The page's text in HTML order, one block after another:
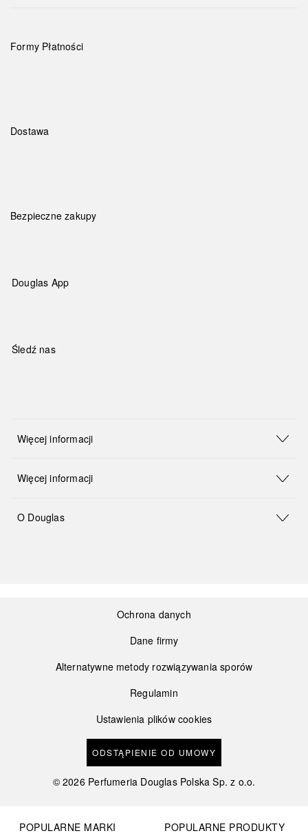
Formy Płatności
Dostawa
Bezpieczne zakupy
Douglas App
Śledź nas
Więcej informacji
Więcej informacji
O Douglas
Ochrona danych
Dane firmy
Alternatywne metody rozwiązywania sporów
Regulamin
Ustawienia plików cookies
ODSTĄPIENIE OD UMOWY
©2026 Perfumeria Douglas Polska Sp. z o.o.
POPULARNE MARKI
POPULARNE PRODUKTY